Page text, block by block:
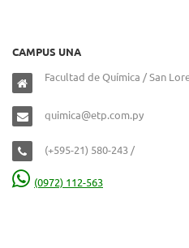
CAMPUS UNA
Facultad de Química / San
quimica@etp.com.py
(+595-21) 580-243 /
(0972) 112-563